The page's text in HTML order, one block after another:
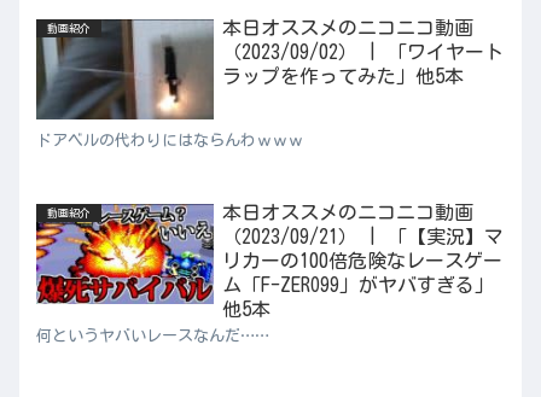
動画紹介
本日オススメのニコニコ動画
（2023/09/02） | 「ワイヤート
ラップを作ってみた」他5本
ドアベルの代わりにはならんわｗｗｗ
動画紹介
本日オススメのニコニコ動画
（2023/09/21） | 「【実況】マ
リカーの100倍危険なレースゲー
ム「F-ZERO99」がヤバすぎる」
他5本
何というヤバいレースなんだ……